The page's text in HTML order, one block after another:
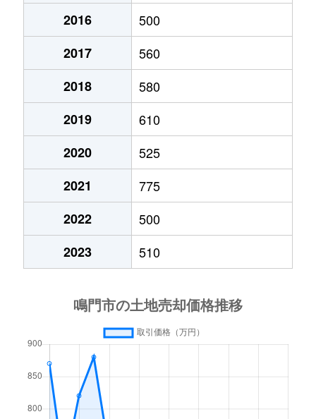
鳴門町高島 420万円
鳴門町土佐泊浦
1,800万円
鳴門町三ツ石
130万円
撫養町大桑島
300万円
撫養町大桑島
2,400万円
撫養町大桑島
3,400万円
撫養町岡崎
350万円
撫養町木津
850万円
750万円
350万円
撫養町木津
撫養町黒崎
2016
500
2017
560
2018
580
2019
610
2020
525
2021
775
2022
500
2023
510